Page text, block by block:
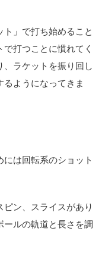
」で打ち始めること
打つことに慣れてく
ラケットを振り回し
ようになってきま
は回転系のショット
ン、スライスがあり
ールの軌道と長さを調